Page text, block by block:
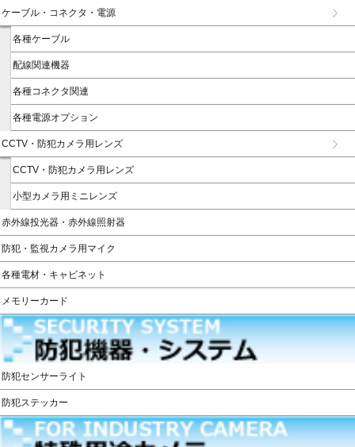
ケーブル・コネクタ・電源
各種ケーブル
配線関連機器
各種コネクタ関連
各種電源オプション
CCTV・防犯カメラ用レンズ
CCTV・防犯カメラ用レンズ
小型カメラ用ミニレンズ
赤外線投光器・赤外線照射器
防犯・監視カメラ用マイク
各種電材・キャビネット
メモリーカード
防犯センサーライト
防犯ステッカー